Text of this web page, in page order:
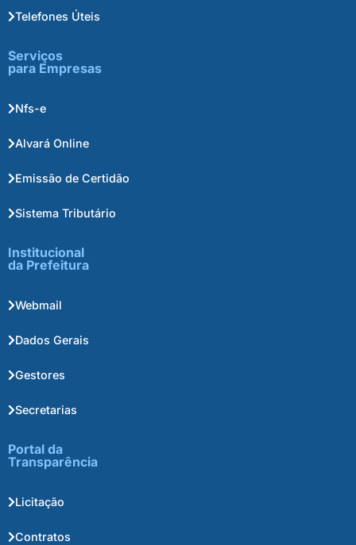
Telefones Úteis
Serviços
para Empresas
Nfs-e
Alvará Online
Emissão de Certidão
Sistema Tributário
Institucional
da Prefeitura
Webmail
Dados Gerais
Gestores
Secretarias
Portal da
Transparência
Licitação
Contratos